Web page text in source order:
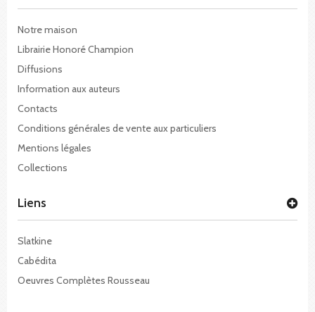
Notre maison
Librairie Honoré Champion
Diffusions
Information aux auteurs
Contacts
Conditions générales de vente aux particuliers
Mentions légales
Collections
Liens
Slatkine
Cabédita
Oeuvres Complètes Rousseau